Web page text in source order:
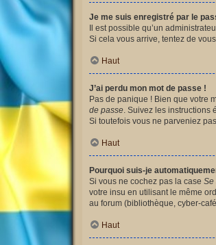
Je me suis enregistré par le
Il est possible qu’un
Si cela vous arrive, tentez de
Haut
J’ai perdu mon mot de passe !
Pas de panique ! Bien que votre
de passe . Suivez les
Si toutefois vous ne parveniez
Haut
Pourquoi suis-je
Si vous ne cochez pas la case Se
votre insu en utilisant le même
au forum (bibliothèque, cyber-
Haut